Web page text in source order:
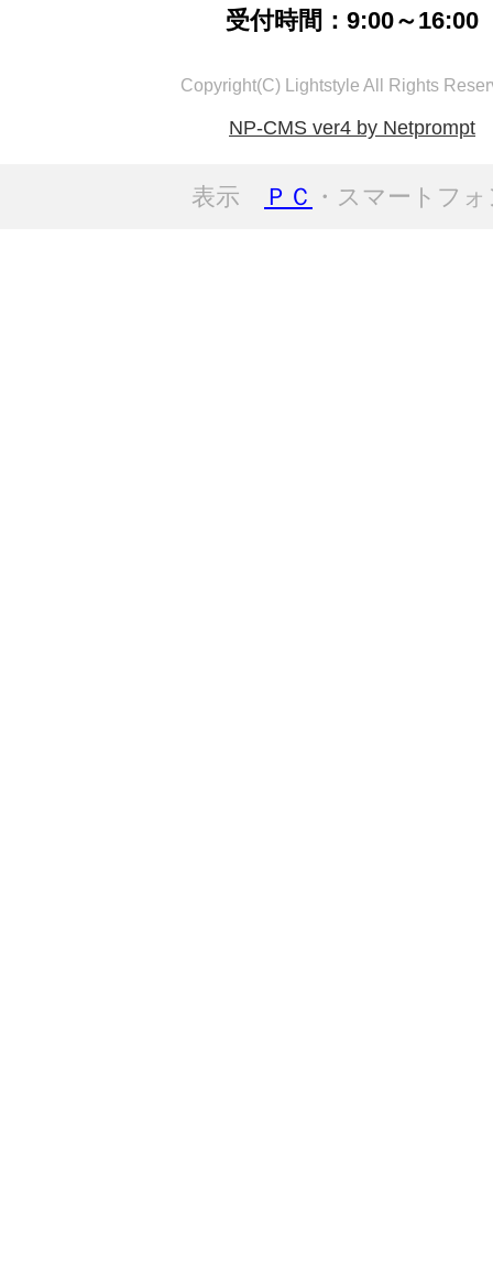
受付時間：9:00～16:00
Copyright(C) Lightstyle All Rights
NP-CMS ver4 by Netprompt
表示 ＰＣ ・スマートフ